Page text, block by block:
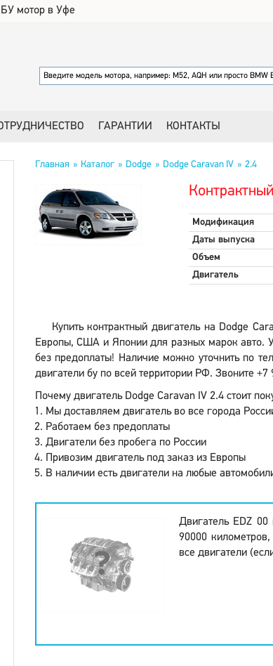
БУ мотор в Уфе
ГАРАНТИИ КОНТАКТЫ
Главная Каталог Dodge Dodge Caravan IV 2.4
Модификация
Даты выпуска
Объем
Двигатель
Купить контрактный двигатель на Dodge
Европы, США и Японии для разных марок авто.
без предоплаты! Наличие можно уточнить по
двигатели бу по всей территории РФ. Звоните +7
Почему двигатель Dodge Caravan IV 2.4 стоит
Мы доставляем двигатель во все города
Работаем без предоплаты
Двигатели без пробега по России
Привозим двигатель под заказ из Европы
В наличии есть двигатели на любые
Двигатель EDZ
90000
все двигатели